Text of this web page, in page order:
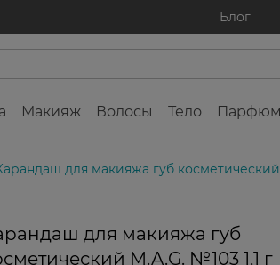
Блог
Макияж Волосы Тело Парфюм
для макияжа губ косметический
для макияжа губ
M.A.G. №103 1,1 г